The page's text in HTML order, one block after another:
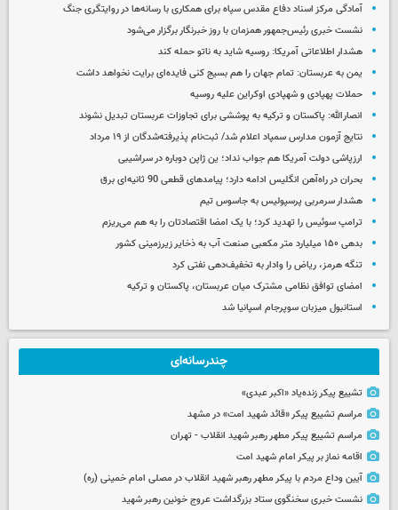
آمادگی مرکز اسناد دفاع مقدس سپاه برای همکاری با رسانه‌ها در روایتگری جنگ
نشست خبری رئیس‌جمهور همزمان با روز خبرنگار برگزار می‌شود
هشدار اطلاعاتی آمریکا: روسیه شاید به ناتو حمله کند
یمن به عربستان: تمام جهان را هم بسیج کنی فایده‌ای برایت نخواهد داشت
حملات پهپادی و شهپادی اوکراین علیه روسیه
انصارالله: پاکستان و ترکیه به پوششی برای تجاوزات عربستان تبدیل نشوند
نتایج آزمون مدارس سمپاد اعلام شد/ ثبت‌نام پذیرفته‌شدگان از ۱۹ مرداد
ارزپاشی دولت آمریکا هم جواب نداد؛ ین ژاپن دوباره در سراشیبی
بحران در راه‌آهن انگلیس ادامه دارد؛ پیامدهای قطعی 90 ثانیه‌ای برق
هشدار سرمربی پرسپولیس به جاسوس تیم
ترامپ سوئیس را تهدید کرد؛ با یک امضا اقتصادتان را به هم می‌ریزم
بدهی ۱۵۰ میلیارد متر مکعبی صنعت آب به ذخایر زیرزمینی کشور
تنگه هرمز، ریاض را وادار به تخفیف‌دهی نفتی کرد
امضای توافق نظامی مشترک میان عربستان، پاکستان و ترکیه
استانبول میزبان سوپرجام اسپانیا شد
چندرسانه‌ای
تشییع پیکر زنده‌یاد «اکبر عبدی»
مراسم تشییع پیکر «قائد شهید امت» در مشهد
مراسم تشییع پیکر مطهر رهبر شهید انقلاب - تهران
اقامه نماز بر پیکر امام شهید امت
آیین وداع مردم با پیکر مطهر رهبر شهید انقلاب در مصلی امام خمینی (ره)
نشست خبری سخنگوی ستاد بزرگداشت عروج خونین رهبر شهید